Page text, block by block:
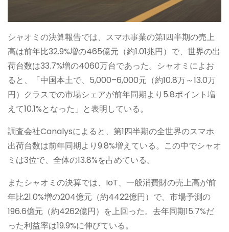
シャオミの決算報告では、スマホ事業の第1四半期の売上
高は前年比32.9%増の465億元（約1.01兆円）で、世界の出
荷台数は33.7%増の4060万台であった。シャオミによお
ると、「中国本土で、5,000–6,000元（約10.8万～13.0万
円）クラスでの市場シェアが前年同期より5.8ポイント増
えて10.1%となった」と表明している。
調査会社Canalysによると、第1四半期の全世界のスマホ
出荷台数は前年同期より9.8%増えている。この中でシャオ
ミは3位で、全体の13.8%を占めている。
またシャオミの決算では、IoT、一般消費財の売上高が前
年比21.0%増の204億元（約4422億円）で、市場予測の
196.6億元（約4262億円）を上回った。去年同期15.7%だ
った利益率は19.9%に伸びている。